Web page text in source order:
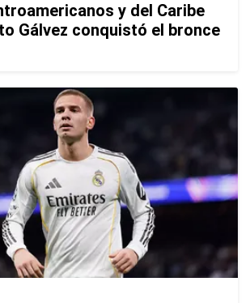
y del Caribe
Gálvez conquistó el bronce